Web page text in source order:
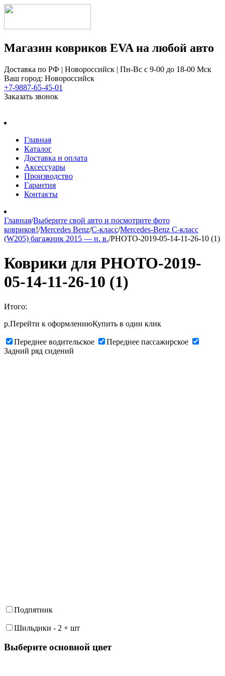
Магазин ковриков EVA ​на любой авто
Доставка по РФ | Новороссийск | Пн-Вс с 9-00 до 18-00 Мск
Ваш город: Новороссийск
+7-9887-65-45-01
Заказать звонок
Главная
Каталог
Доставка и оплата
Аксессуары
Производство
Гарантия
Контакты
Главная/Выберите свой авто и посмотрите фото
ковриков!/Mercedes Benz/C-класс/Mercedes-Benz С-класс
(W205) багажник 2015 — н. в./PHOTO-2019-05-14-11-26-10 (1)
Коврики для PHOTO-2019-
05-14-11-26-10 (1)
Итого:
р.Перейти к оформлениюКупить в один клик
Переднее водительское
Переднее пассажирское
Задний ряд сидений
Подпятник
Шильдики - 2 + шт
Выберите oсновной цвет